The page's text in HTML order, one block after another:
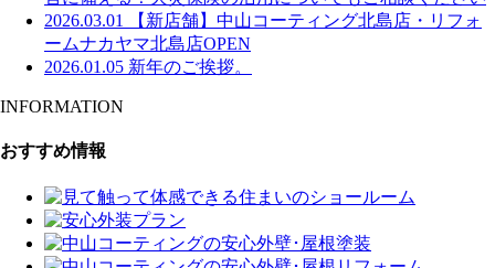
2026.03.01
【新店舗】中山コーティング北島店・リフォ
ームナカヤマ北島店OPEN
2026.01.05 新年のご挨拶。
INFORMATION
おすすめ情報